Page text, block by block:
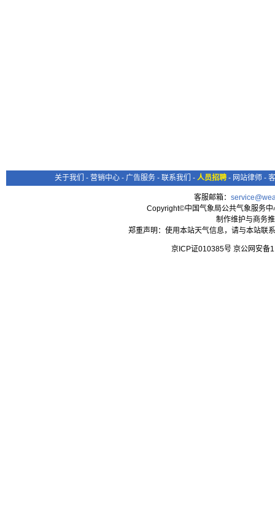
关于我们 - 营销中心 - 广告服务 - 联系我们 - 人员招聘 - 网站律师 -
客服邮箱：
Copyright©中国气象局公共气象服务
制作维护与商务
郑重声明：使用本站天气信息，请与本站联
京ICP证010385号 京公网安备